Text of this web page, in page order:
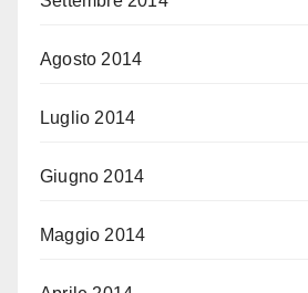
Agosto 2014
Luglio 2014
Giugno 2014
Maggio 2014